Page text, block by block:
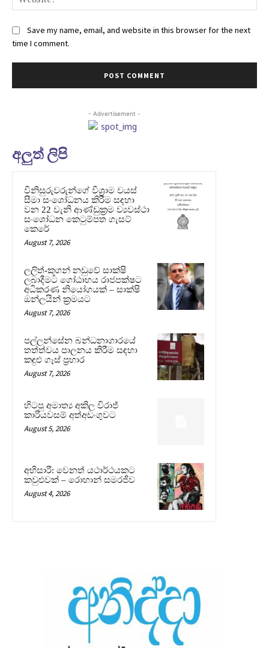
Save my name, email, and website in this browser for the next
time I comment.
- Advertisement -
අලුත් ලිපි
විනිසුරුවරුන්ගේ විශ්‍රාම වයස්
සීමා සංශෝධනය කිරීම සඳහා
වන 22 වැනි ආණ්ඩුක්‍රම ව්‍යවස්ථා
සංශෝධන කෙටුම්පත ගැසට්
කෙරේ
August 7, 2026
ලලිත්-කූගන් නඩුවේ සාක්ෂි
ලබාදීමට ගෝඨාභය රාජපක්ෂට
අධිකරණ නියෝගයක් – සාක්ෂි
ඔන්ලයින් ක්‍රමයට
August 7, 2026
පල්ලන්සේන බන්ධනාගාරයේ
තත්ත්වය පාලනය කිරීම සඳහා
කඳුළු ගෑස් ප්‍රහාර
August 7, 2026
හිටපු අමාත්‍ය අකිල විරාජ්
කාරියවසම් අත්අඩංගුවට
August 5, 2026
අභිසාරී: වෙනත් යථාර්ථයකට
කවුළුවක් – රොහාන් සමරජීව
August 4, 2026